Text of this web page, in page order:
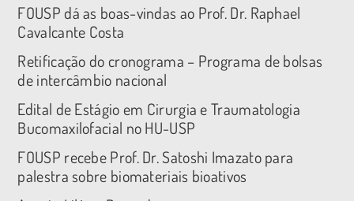
FOUSP dá as boas-vindas ao Prof. Dr. Raphael
Cavalcante Costa
Retificação do cronograma – Programa de bolsas
de intercâmbio nacional
Edital de Estágio em Cirurgia e Traumatologia
Bucomaxilofacial no HU-USP
FOUSP recebe Prof. Dr. Satoshi Imazato para
palestra sobre biomateriais bioativos